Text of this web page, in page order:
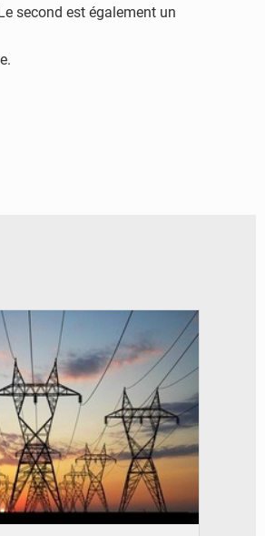
second est également un